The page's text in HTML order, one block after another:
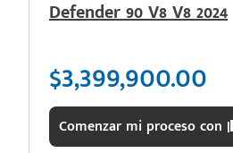
Defender 90 V8 V8 2024
$3,399,900.00
Comenzar mi proceso con |